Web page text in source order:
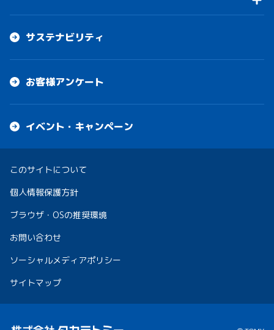
サステナビリティ
お客様アンケート
イベント・キャンペーン
このサイトについて
個人情報保護方針
ブラウザ・OSの推奨環境
お問い合わせ
ソーシャルメディアポリシー
サイトマップ